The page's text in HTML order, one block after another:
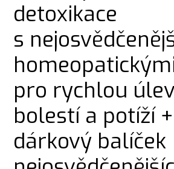
detoxikace
s
pro rychlou
bolestí a potíží +
dárkový balíček